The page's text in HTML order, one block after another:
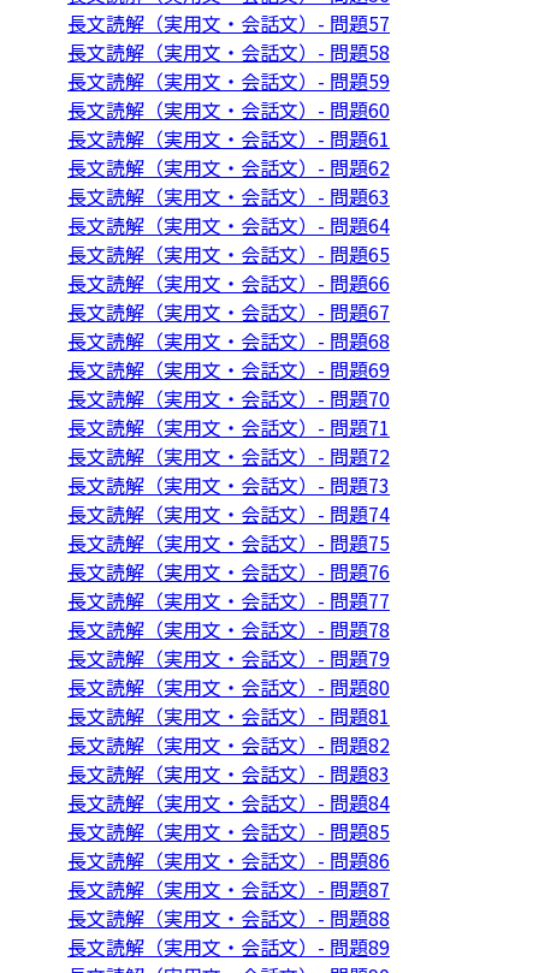
長文読解（実用文・会話文）- 問題57
長文読解（実用文・会話文）- 問題58
長文読解（実用文・会話文）- 問題59
長文読解（実用文・会話文）- 問題60
長文読解（実用文・会話文）- 問題61
長文読解（実用文・会話文）- 問題62
長文読解（実用文・会話文）- 問題63
長文読解（実用文・会話文）- 問題64
長文読解（実用文・会話文）- 問題65
長文読解（実用文・会話文）- 問題66
長文読解（実用文・会話文）- 問題67
長文読解（実用文・会話文）- 問題68
長文読解（実用文・会話文）- 問題69
長文読解（実用文・会話文）- 問題70
長文読解（実用文・会話文）- 問題71
長文読解（実用文・会話文）- 問題72
長文読解（実用文・会話文）- 問題73
長文読解（実用文・会話文）- 問題74
長文読解（実用文・会話文）- 問題75
長文読解（実用文・会話文）- 問題76
長文読解（実用文・会話文）- 問題77
長文読解（実用文・会話文）- 問題78
長文読解（実用文・会話文）- 問題79
長文読解（実用文・会話文）- 問題80
長文読解（実用文・会話文）- 問題81
長文読解（実用文・会話文）- 問題82
長文読解（実用文・会話文）- 問題83
長文読解（実用文・会話文）- 問題84
長文読解（実用文・会話文）- 問題85
長文読解（実用文・会話文）- 問題86
長文読解（実用文・会話文）- 問題87
長文読解（実用文・会話文）- 問題88
長文読解（実用文・会話文）- 問題89